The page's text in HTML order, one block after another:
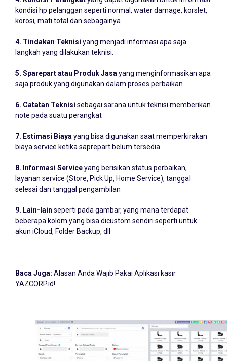
4. Kondisi Perangkat
yang dapat digunakan untuk informasi
kondisi hp pelanggan seperti normal, water damage, korslet,
korosi, mati total dan sebagainya
4. Tindakan Teknisi yang menjadi informasi apa saja
langkah yang dilakukan teknisi.
5. Sparepart atau Produk Jasa yang menginformasikan apa
saja produk yang digunakan dalam proses perbaikan
6. Catatan Teknisi
sebagai sarana untuk teknisi memberikan
note pada suatu perangkat
7. Estimasi Biaya yang bisa digunakan saat memperkirakan
biaya service ketika saprepart belum tersedia
8. Informasi Service
yang berisikan status perbaikan,
layanan service (Store, Pick Up, Home Service), tanggal
selesai dan tanggal pengambilan
9. Lain-lain
seperti pada gambar, yang mana terdapat
beberapa kolom yang bisa dicustom sendiri seperti untuk
akun iCloud, Folder Backup, dll
Baca Juga:Alasan Anda Wajib Pakai Aplikasi kasir